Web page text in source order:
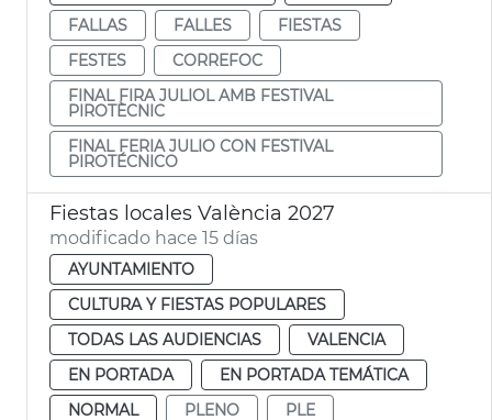
FALLAS
FALLES
FIESTAS
FESTES
CORREFOC
FINAL FIRA JULIOL AMB FESTIVAL
PIROTÈCNIC
FINAL FERIA JULIO CON FESTIVAL
PIROTÉCNICO
Fiestas locales València 2027
modificado hace 15 días
AYUNTAMIENTO
CULTURA Y FIESTAS POPULARES
TODAS LAS AUDIENCIAS
VALENCIA
EN PORTADA
EN PORTADA TEMÁTICA
NORMAL
PLENO PLE